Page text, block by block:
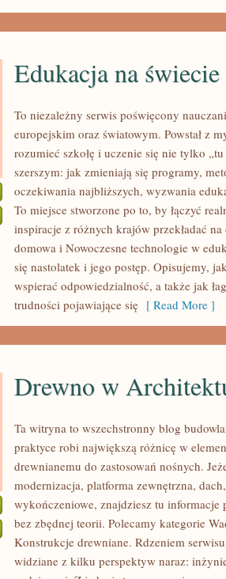
EDUKACJA
ŚWIECIE
Edukacja na świecie
To niezależny serwis poświęcony
europejskim oraz światowym. Powstał z
rozumieć szkołę i uczenie się nie tylko
szerszym: jak zmieniają się programy,
oczekiwania najbliższych, wyzwania
To miejsce stworzone po to, by łączyć
inspiracje z różnych krajów przekładać
domowa i Nowoczesne technologie w
się nastolatek i jego postęp. Opisujemy,
wspierać odpowiedzialność, a także jak
trudności pojawiające się [ Read More ]
DREWNO
ARCHITEKTURZE
Drewno w
Ta witryna to wszechstronny blog
praktyce robi największą różnicę w
drewnianemu do zastosowań nośnych.
modernizacja, platforma zewnętrzna,
wykończeniowe, znajdziesz tu informacje
bez zbędnej teorii. Polecamy kategorie
Konstrukcje drewniane. Rdzeniem
widziane z kilku perspektyw naraz: